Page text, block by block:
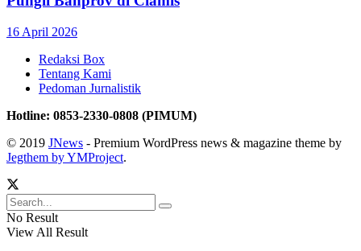
16 April 2026
Redaksi Box
Tentang Kami
Pedoman Jurnalistik
Hotline: 0853-2330-0808 (PIMUM)
© 2019 JNews - Premium WordPress news & magazine theme by
Jegthem by YMProject.
No Result
View All Result